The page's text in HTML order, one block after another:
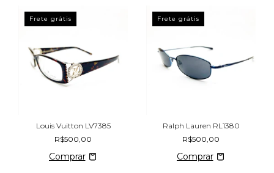
Frete grátis
Louis Vuitton LV7385
R$500,00
Frete grátis
Ralph Lauren RL1380
R$500,00